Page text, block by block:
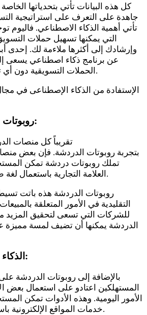
كل هذه البيانات تأتي بتحدياتها
جاهدة على التعرف على استراتيجية
تأتي أهمية الذكاء الاصطناعي. فاليوم
التي يمكنها تسهيل حملات
وإرشادك إلى أكثرها ملاءمة لك. إحدى
عن برنامج ذكاء اصطناعي يسعى
الحملات التسويقية دون أي تدخل من عنصر بشري.
روبوتات الدردشة تصبح أذكى:
تقريباً كل منصات
بتجربة روبوتات الدردشة. فإن بعض
تملك روبوتات دردشة تمكن
العلامة التجارية باستعمال لغة طبيعية ومناسبة للمنصة.
روبوتات الدردشة هذه باتت
التقليدية في الأمور المتعلقة
للشركات التي تسعى لتحقيق المزيد
الدردشة يمكنها أن تضيف لمسة مميزة
الذكاء الاصطناعي الصوتي:
بالإضافة إلى روبوتات الدردشة
المستهلكين اعتادو على استعمال بعض
الأمور اليومية. وهذه الأدوات تمكن
خدمات المواقع الإلكترونية باستعمال صوتهم فحسب.